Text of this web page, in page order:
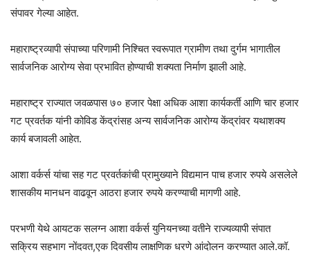
संपावर गेल्या आहेत.
महाराष्ट्रव्यापी संपाच्या परिणामी निश्चित स्वरूपात ग्रामीण तथा दुर्गम भागातील
सार्वजनिक आरोग्य सेवा प्रभावित होण्याची शक्यता निर्माण झाली आहे.
महाराष्ट्र राज्यात जवळपास ७० हजार पेक्षा अधिक आशा कार्यकर्ती आणि चार हजार
गट प्रवर्तक यांनी कोविड केंद्रांसह अन्य सार्वजनिक आरोग्य केंद्रांवर यथाशक्य
कार्य बजावली आहेत.
आशा वर्कर्स यांचा सह गट प्रवर्तकांची प्रामुख्याने विद्यमान पाच हजार रुपये असलेले
शासकीय मानधन वाढवून आठरा हजार रुपये करण्याची मागणी आहे.
परभणी येथे आयटक सलग्न आशा वर्कर्स युनियनच्या वतीने राज्यव्यापी संपात
सक्रिय सहभाग नोंदवत,एक दिवसीय लाक्षणिक धरणे आंदोलन करण्यात आले.कॉ.